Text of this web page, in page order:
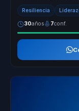
segurida...
Resiliencia
30años 7conf.